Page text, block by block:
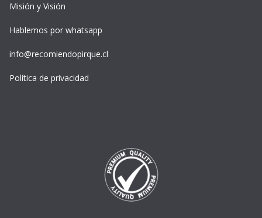
Misión y Visión
Hablemos por whatsapp
info@recomiendopirque.cl
Política de privacidad